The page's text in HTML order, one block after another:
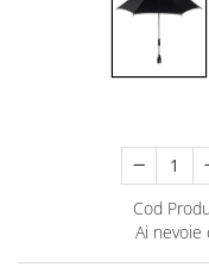
Saltele patut copii
Saltele de la 120 x 60 cm
Saltele 127 x 63 cm
Saltele de la 160 x 80
Saltele gonflabile
Lenjerii patuturi
Cod
Ai nevoie